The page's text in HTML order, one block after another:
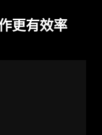
更有效率